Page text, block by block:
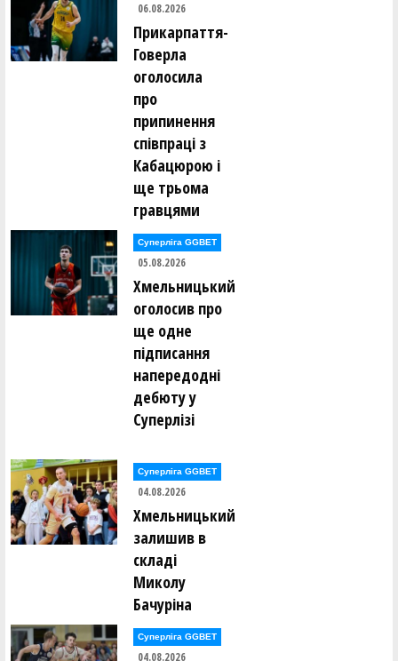
Артем Водолазський (СК "ПРОМЕТЕЙ")
Нікіта Воєвода (БК "ЧЕРКАСЬКІ МАВПИ" (Черкаси))
Михайло Волчанов (БІПА (Одеса))
Богдан Гаврилов (Ukraine U18)
Олександр Гарбарчук (ДіДіБао (Кам'янець-Подільський))
Роман Гуменюк (ДіДіБао (Кам'янець-Подільський))
Олександр Діденко (ІНВАСПОРТ Дніпро-2)
Роман Дмитренко (Monbat Zhytomyr)
Вадим Довідний (Monbat Zhytomyr)
Юрій Ємельянов (Quattro Kyiv)
Вадим Заплотинський (HІКО-БАСКЕТ)
Кирило Зуєв (МАРІУПОЛЬ (Маріуполь))
Владислав Іванов (Ukraine U18)
Ілля Кабацюра (НОВОМОСКОВСЬК (Новомосковськ))
Віталій Капко (ЛЬВІВСЬКА ПОЛІТЕХНІКА (Львів))
06.08.2026
Прикарпаття-
Говерла
оголосила
про
припинення
співпраці з
Кабацюрою і
ще трьома
гравцями
Суперліга GGBET
05.08.2026
Хмельницький
оголосив про
ще одне
підписання
напередодні
дебюту у
Суперлізі
Суперліга GGBET
04.08.2026
Хмельницький
залишив в
складі
Миколу
Бачуріна
Суперліга GGBET
04.08.2026